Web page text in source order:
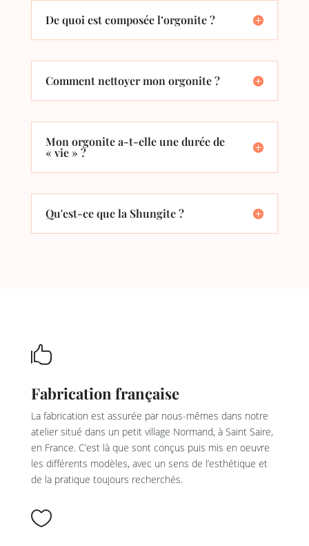
De quoi est composée l’orgonite ?
Comment nettoyer mon orgonite ?
Mon orgonite a-t-elle une durée de
« vie » ?
Qu'est-ce que la Shungite ?

Fabrication française
La fabrication est assurée par nous-mêmes dans notre
atelier situé dans un petit village Normand, à Saint Saire,
en France. C’est là que sont conçus puis mis en oeuvre
les différents modèles, avec un sens de l’esthétique et
de la pratique toujours recherchés.
